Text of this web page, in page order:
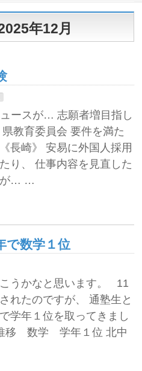
年12月
ースが… 志願者増目指し
県教育委員会 要件を満た
長崎》 安易に外国人採用
り、 仕事内容を見直した
が… …
数学１位
うかなと思います。 11
れたのですが、 通塾生と
学年１位を取ってきまし
移 数学 学年１位 北中